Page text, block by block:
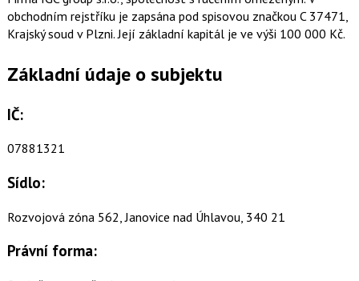
obchodním rejstříku je zapsána pod spisovou značkou C 37471,
Krajský soud v Plzni. Její základní kapitál je ve výši 100 000 Kč.
Základní údaje o subjektu
IČ:
07881321
Sídlo:
Rozvojová zóna 562, Janovice nad Úhlavou, 340 21
Právní forma: